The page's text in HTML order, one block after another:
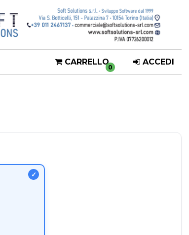
CARRELLO
0
ACCEDI